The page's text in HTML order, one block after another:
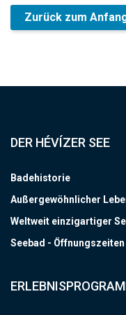
Zurück zum
DER HÉVÍZER SEE
Badehistorie
Außergewöhnlicher
Weltweit einzigartiger
Seebad -